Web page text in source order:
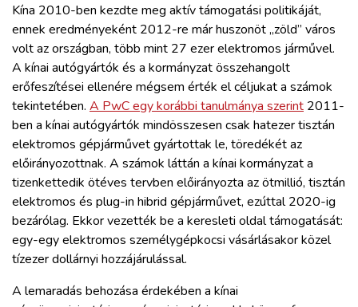
Kína 2010-ben kezdte meg aktív támogatási politikáját,
ennek eredményeként 2012-re már huszonöt „zöld” város
volt az országban, több mint 27 ezer elektromos járművel.
A kínai autógyártók és a kormányzat összehangolt
erőfeszítései ellenére mégsem érték el céljukat a számok
tekintetében. A PwC egy korábbi tanulmánya szerint 2011-
ben a kínai autógyártók mindösszesen csak hatezer tisztán
elektromos gépjárművet gyártottak le, töredékét az
előirányozottnak. A számok láttán a kínai kormányzat a
tizenkettedik ötéves tervben előirányozta az ötmillió, tisztán
elektromos és plug-in hibrid gépjárművet, ezúttal 2020-ig
bezárólag. Ekkor vezették be a keresleti oldal támogatását:
egy-egy elektromos személygépkocsi vásárlásakor közel
tízezer dollárnyi hozzájárulással.
A lemaradás behozása érdekében a kínai